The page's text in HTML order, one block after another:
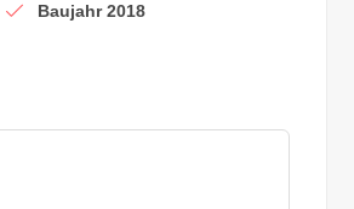
Baujahr 2018